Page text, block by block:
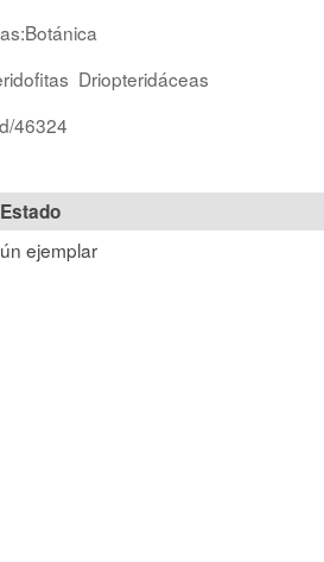
Driopteridáceas
46324
Estado
ejemplar